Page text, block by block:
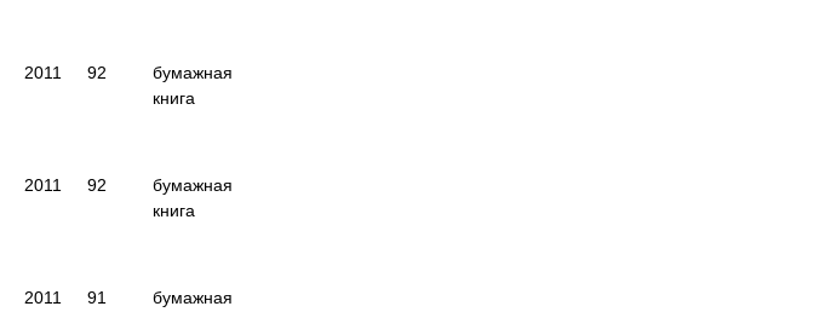
2011 92
бумажная
книга
2011 92
бумажная
книга
2011 91
бумажная